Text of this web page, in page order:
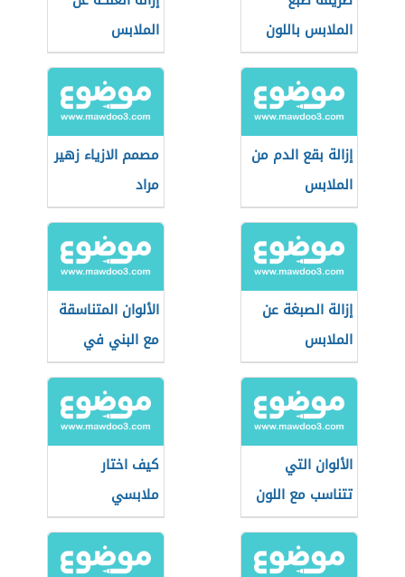
الملابس باللون
الأسود
الملابس
إزالة بقع الدم من
الملابس
مصمم الازياء زهير
مراد
إزالة الصبغة عن
الملابس
الألوان المتناسقة
مع البني في
الملابس
الألوان التي
تتناسب مع اللون
البيج في الملابس
كيف اختار
ملابسي